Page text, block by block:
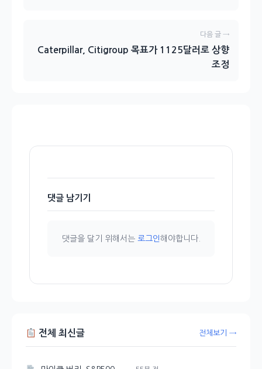
다음 글 →
Caterpillar, Citigroup 목표가 1125달러로 상향
조정
댓글 남기기
댓글을 달기 위해서는 로그인해야합니다.
전체 최신글 전체보기 →